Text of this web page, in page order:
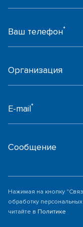
Ваш телефон*
Организация
E-mail*
Сообщение
Нажимая на кнопку
обработку
читайте в Политике